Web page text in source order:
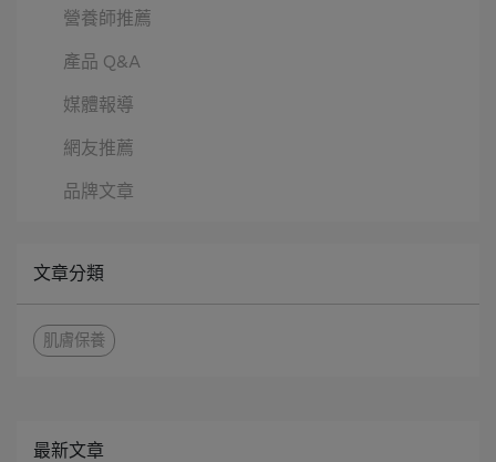
營養師推薦
產品 Q&A
媒體報導
網友推薦
品牌文章
文章分類
肌膚保養
最新文章